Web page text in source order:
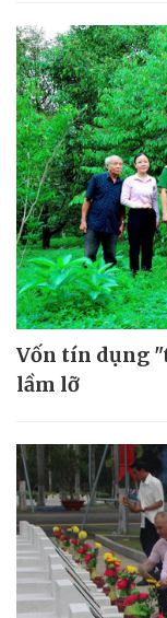
Vốn tín dụng
lầm lỡ